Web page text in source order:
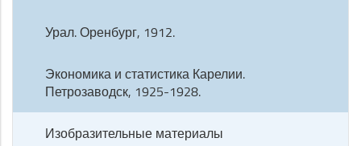
Урал. Оренбург, 1912.
Экономика и статистика Карелии.
Петрозаводск, 1925-1928.
Изобразительные материалы